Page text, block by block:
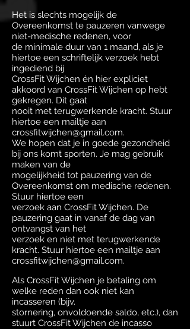
Het is slechts mogelijk de
Overeenkomst te pauzeren vanwege
niet-medische redenen, voor
de minimale duur van 1 maand, als je
hiertoe een schriftelijk verzoek hebt
ingediend bij
CrossFit Wijchen én hier expliciet
akkoord van CrossFit Wijchen op hebt
gekregen. Dit gaat
nooit met terugwerkende kracht. Stuur
hiertoe een mailtje aan
crossfitwijchen@gmail.com.
We hopen dat je in goede gezondheid
bij ons komt sporten. Je mag gebruik
maken van de
mogelijkheid tot pauzering van de
Overeenkomst om medische redenen.
Stuur hiertoe een
verzoek aan CrossFit Wijchen. De
pauzering gaat in vanaf de dag van
ontvangst van het
verzoek en niet met terugwerkende
kracht. Stuur hiertoe een mailtje aan
crossfitwijchen@gmail.com.
Als CrossFit Wijchen je betaling om
welke reden dan ook niet kan
incasseren (bijv.
stornering, onvoldoende saldo, etc.), dan
stuurt CrossFit Wijchen de incasso